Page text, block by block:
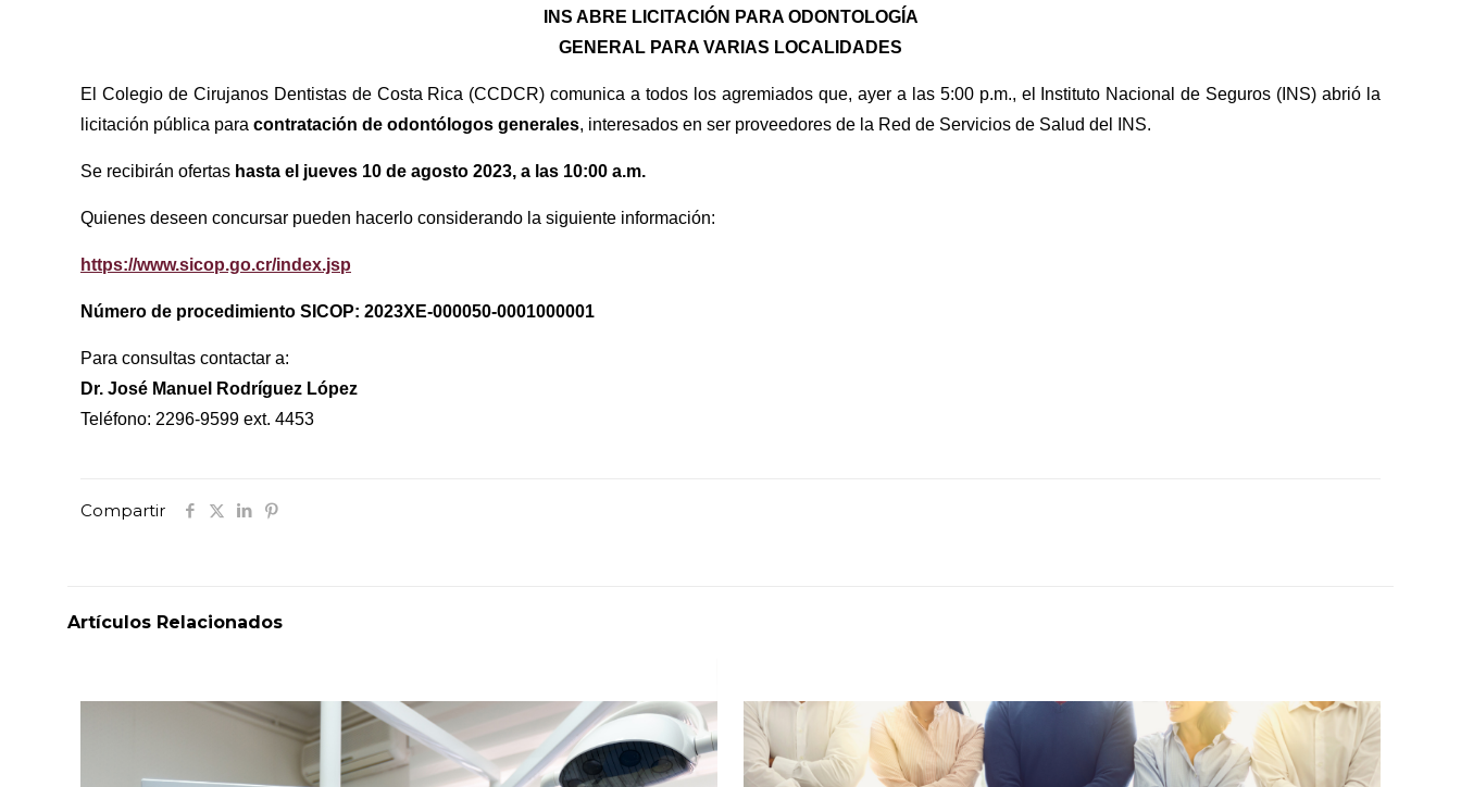
INS ABRE LICITACIÓN PARA ODONTOLOGÍA
GENERAL PARA VARIAS LOCALIDADES
El Colegio de Cirujanos Dentistas de Costa Rica (CCDCR) comunica a todos los agremiados que, ayer a las 5:00 p.m., el Instituto Nacional de Seguros (INS) abrió la
licitación pública para contratación de odontólogos generales, interesados en ser proveedores de la Red de Servicios de Salud del INS.
Se recibirán ofertas hasta el jueves 10 de agosto 2023, a las 10:00 a.m.
Quienes deseen concursar pueden hacerlo considerando la siguiente información:
https://www.sicop.go.cr/index.jsp
Número de procedimiento SICOP: 2023XE-000050-0001000001
Para consultas contactar a:
Dr. José Manuel Rodríguez López
Teléfono: 2296-9599 ext. 4453
Compartir
Artículos Relacionados